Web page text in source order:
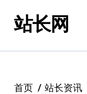
站长网
首页
站长资讯